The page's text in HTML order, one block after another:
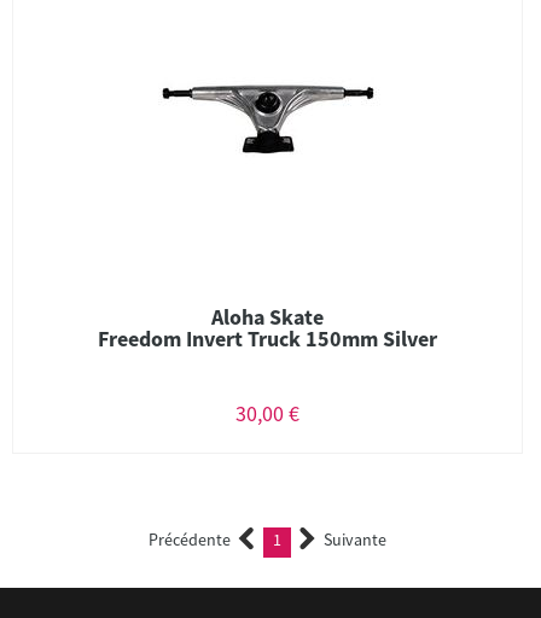
Aloha Skate
Freedom Invert Truck 150mm Silver
30,00 €
Précédente 1 (current)Suivante